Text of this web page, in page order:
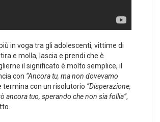
in voga tra gli adolescenti, vittime di
e molla, lascia e prendi che è
il significato è molto semplice, il
con “Ancora tu, ma non dovevamo
termina con un risolutorio “Disperazione,
ancora tuo, sperando che non sia follia”,